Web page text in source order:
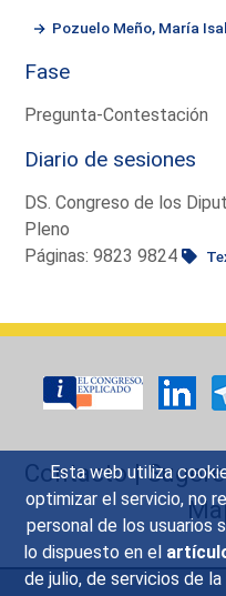
Esta web utiliza
optimizar el servicio, no
personal de los usuarios
lo dispuesto en el
de julio, de servicios de
Pozuelo Meño, María
Fase
Pregunta-Contestación
Diario de sesiones
DS. Congreso de los
Pleno
Páginas: 9823 9824
Contacto|